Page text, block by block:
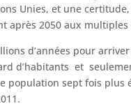
Unies, et une
après 2050 aux multiples
d’années pour
d’habitants et
population sept fois plus